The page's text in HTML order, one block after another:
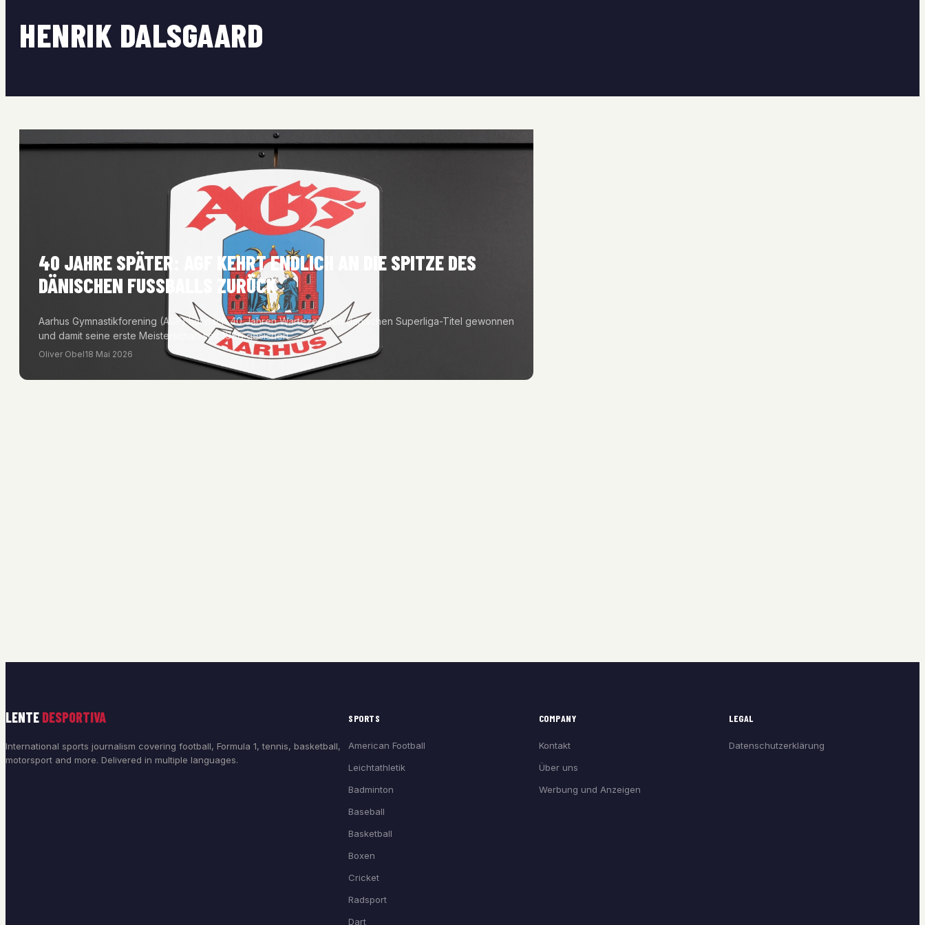
HENRIK DALSGAARD
40 JAHRE SPÄTER: AGF KEHRT ENDLICH AN DIE SPITZE DES
DÄNISCHEN FUSSBALLS ZURÜCK
Aarhus Gymnastikforening (AGF) hat nach 40 Jahren Wartezeit den dänischen Superliga-Titel gewonnen
und damit seine erste Meisterschaft seit 1986 gesichert.
Oliver Obel18 Mai 2026
LENTE DESPORTIVA
International sports journalism covering football, Formula 1, tennis, basketball,
motorsport and more. Delivered in multiple languages.
SPORTS
American Football
Leichtathletik
Badminton
Baseball
Basketball
Boxen
Cricket
Radsport
Dart
COMPANY
Kontakt
Über uns
Werbung und Anzeigen
LEGAL
Datenschutzerklärung